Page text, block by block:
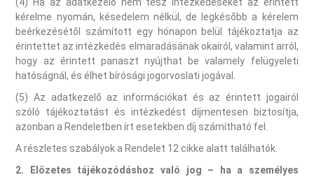
(4) Ha az adatkezelő nem tesz intézkedéseket az érintett
kérelme nyomán, késedelem nélkül, de legkésőbb a kérelem
beérkezésétől számított egy hónapon belül tájékoztatja az
érintettet az intézkedés elmaradásának okairól, valamint arról,
hogy az érintett panaszt nyújthat be valamely felügyeleti
hatóságnál, és élhet bírósági jogorvoslati jogával.
(5) Az adatkezelő az információkat és az érintett jogairól
szóló tájékoztatást és intézkedést díjmentesen biztosítja,
azonban a Rendeletben írt esetekben díj számítható fel.
A részletes szabályok a Rendelet 12 cikke alatt találhatók.
2.
Előzetes tájékozódáshoz való jog – ha a személyes